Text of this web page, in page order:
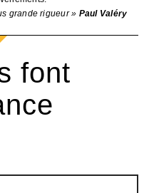
grande rigueur » Paul Valéry
font